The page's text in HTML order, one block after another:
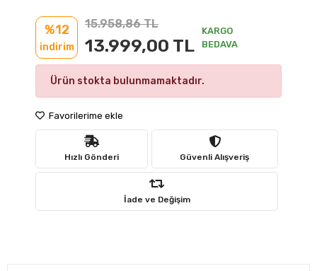
%12
indirim
15.958,86 TL
13.999,00 TL
KARGO
BEDAVA
Ürün stokta bulunmamaktadır.
Favorilerime ekle
Hızlı Gönderi Güvenli Alışveriş
İade ve Değişim